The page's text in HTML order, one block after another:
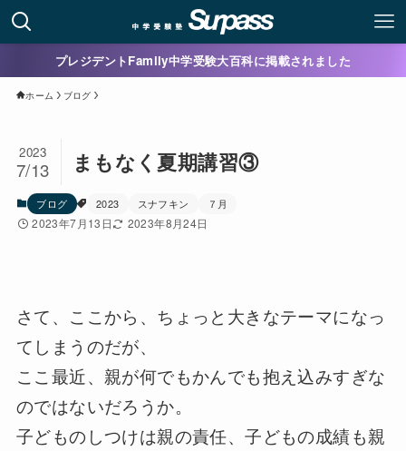
プレジデントFamily中学受験大百科に掲載されました
ホーム ブログ
まもなく夏期講習③
2023
7/13
ブログ 2023 スナフキン ７月
2023年7月13日 2023年8月24日
さて、ここから、ちょっと大きなテーマになっ
てしまうのだが、
ここ最近、親が何でもかんでも抱え込みすぎな
のではないだろうか。
子どものしつけは親の責任、子どもの成績も親